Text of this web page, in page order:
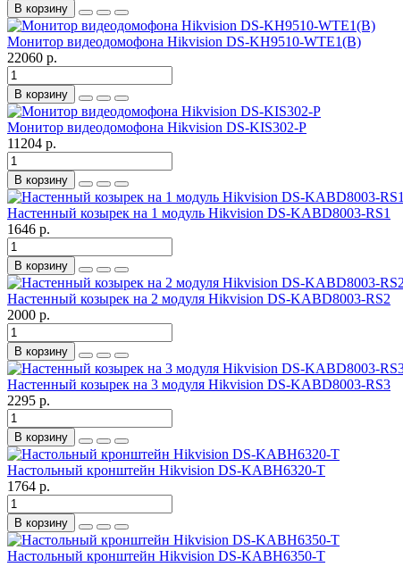
В корзину
Монитор видеодомофона Hikvision DS-KH9510-WTE1(B)
22060 р.
В корзину
Монитор видеодомофона Hikvision DS-KIS302-P
11204 р.
В корзину
Настенный козырек на 1 модуль Hikvision DS-KABD8003-RS1
1646 р.
В корзину
Настенный козырек на 2 модуля Hikvision DS-KABD8003-RS2
2000 р.
В корзину
Настенный козырек на 3 модуля Hikvision DS-KABD8003-RS3
2295 р.
В корзину
Настольный кронштейн Hikvision DS-KABH6320-T
1764 р.
В корзину
Настольный кронштейн Hikvision DS-KABH6350-T